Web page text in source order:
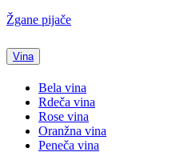
Žgane pijače
Vina
Bela vina
Rdeča vina
Rose vina
Oranžna vina
Peneča vina